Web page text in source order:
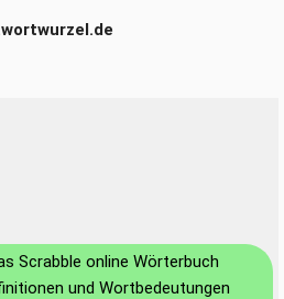
Scrabble online Wörterbuch
und Wortbedeutungen